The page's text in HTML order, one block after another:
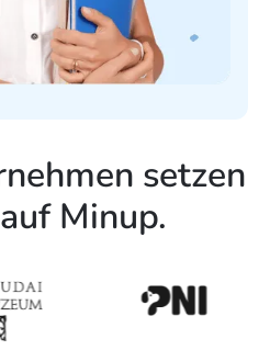
setzen
Minup.